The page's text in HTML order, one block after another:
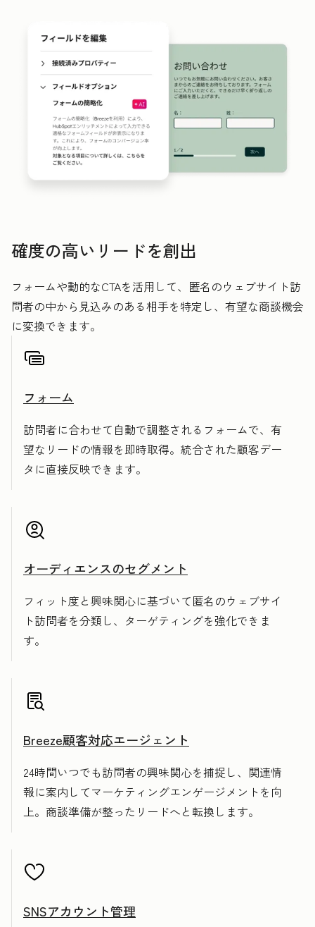
確度の高いリードを創出
フォームや動的なCTAを活用して、匿名のウェブサイト訪
問者の中から見込みのある相手を特定し、有望な商談機会
に変換できます。
フォーム
訪問者に合わせて自動で調整されるフォームで、有
望なリードの情報を即時取得。統合された顧客デー
タに直接反映できます。
オーディエンスのセグメント
フィット度と興味関心に基づいて匿名のウェブサイ
ト訪問者を分類し、ターゲティングを強化できま
す。
Breeze顧客対応エージェント
24時間いつでも訪問者の興味関心を捕捉し、関連情
報に案内してマーケティングエンゲージメントを向
上。商談準備が整ったリードへと転換します。
SNSアカウント管理